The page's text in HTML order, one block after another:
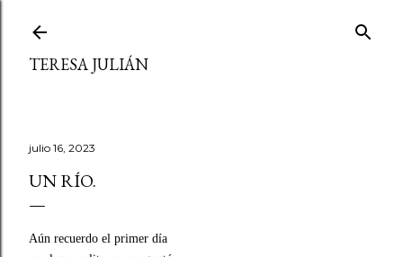
TERESA JULIÁN
julio 16, 2023
UN RÍO.
Aún recuerdo el primer día